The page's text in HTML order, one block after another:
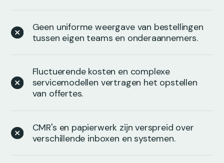
Geen uniforme weergave van bestellingen
tussen eigen teams en onderaannemers.
Fluctuerende kosten en complexe
servicemodellen vertragen het opstellen
van offertes.
CMR's en papierwerk zijn verspreid over
verschillende inboxen en systemen.